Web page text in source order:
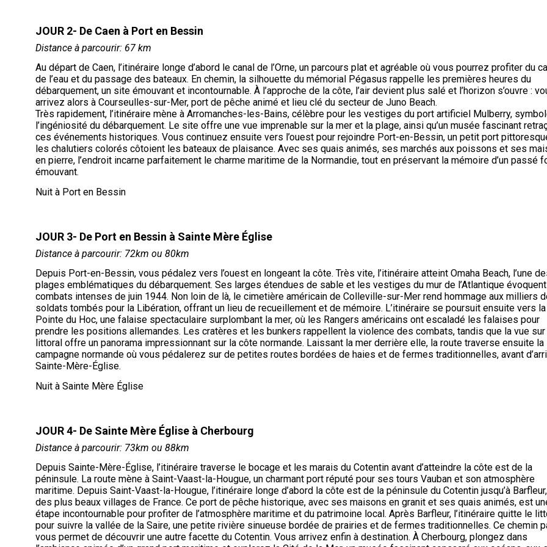
JOUR 2- De Caen à Port en Bessin
Distance à parcourir: 67 km
Au départ de Caen, l’itinéraire longe d’abord le canal de l’Orne, un parcours plat et agréable où vous pourrez profiter du
de l’eau et du passage des bateaux. En chemin, la silhouette du mémorial Pégasus rappelle les premières heures du
débarquement, un site émouvant et incontournable. À l’approche de la côte, l’air devient plus salé et l’horizon s’ouvre :
arrivez alors à Courseulles-sur-Mer, port de pêche animé et lieu clé du secteur de Juno Beach.
Très rapidement, l’itinéraire mène à Arromanches-les-Bains, célèbre pour les vestiges du port artificiel Mulberry,
l’ingéniosité du débarquement. Le site offre une vue imprenable sur la mer et la plage, ainsi qu’un musée fascinant
ces événements historiques. Vous continuez ensuite vers l’ouest pour rejoindre Port-en-Bessin, un petit port
les chalutiers colorés côtoient les bateaux de plaisance. Avec ses quais animés, ses marchés aux poissons et ses
en pierre, l’endroit incarne parfaitement le charme maritime de la Normandie, tout en préservant la mémoire d’un passé
émouvant.
Nuit à Port en Bessin
JOUR 3- De Port en Bessin à Sainte Mère Église
Distance à parcourir: 72km ou 80km
Depuis Port-en-Bessin, vous pédalez vers l’ouest en longeant la côte. Très vite, l’itinéraire atteint Omaha Beach, l’une
plages emblématiques du débarquement. Ses larges étendues de sable et les vestiges du mur de l’Atlantique
combats intenses de juin 1944. Non loin de là, le cimetière américain de Colleville-sur-Mer rend hommage aux milliers
soldats tombés pour la Libération, offrant un lieu de recueillement et de mémoire. L’itinéraire se poursuit ensuite vers la
Pointe du Hoc, une falaise spectaculaire surplombant la mer, où les Rangers américains ont escaladé les falaises pour
prendre les positions allemandes. Les cratères et les bunkers rappellent la violence des combats, tandis que la vue
littoral offre un panorama impressionnant sur la côte normande. Laissant la mer derrière elle, la route traverse ensuite la
campagne normande où vous pédalerez sur de petites routes bordées de haies et de fermes traditionnelles, avant
Sainte-Mère-Église.
Nuit à Sainte Mère Église
JOUR 4- De Sainte Mère Église à Cherbourg
Distance à parcourir: 73km ou 88km
Depuis Sainte-Mère-Église, l’itinéraire traverse le bocage et les marais du Cotentin avant d’atteindre la côte est de la
péninsule. La route mène à Saint-Vaast-la-Hougue, un charmant port réputé pour ses tours Vauban et son atmosphère
maritime. Depuis Saint-Vaast-la-Hougue, l’itinéraire longe d’abord la côte est de la péninsule du Cotentin jusqu’à Barfleur,
des plus beaux villages de France. Ce port de pêche historique, avec ses maisons en granit et ses quais animés, est
étape incontournable pour profiter de l’atmosphère maritime et du patrimoine local. Après Barfleur, l’itinéraire quitte le
pour suivre la vallée de la Saire, une petite rivière sinueuse bordée de prairies et de fermes traditionnelles. Ce chemin
vous permet de découvrir une autre facette du Cotentin. Vous arrivez enfin à destination. À Cherbourg, plongez dans